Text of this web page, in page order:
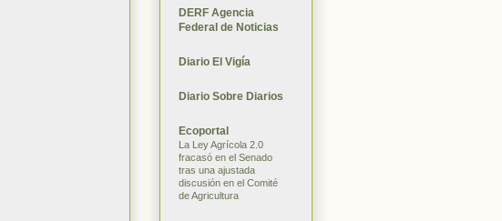
DERF Agencia
Federal de Noticias
Diario El Vigía
Diario Sobre Diarios
Ecoportal
La Ley Agrícola 2.0
fracasó en el Senado
tras una ajustada
discusión en el Comité
de Agricultura